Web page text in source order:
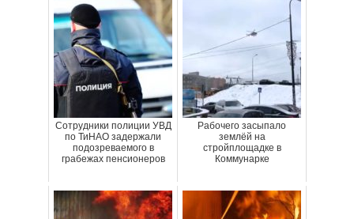
Сотрудники полиции УВД
по ТиНАО задержали
подозреваемого в
грабежах пенсионеров
Рабочего засыпало
землёй на
стройплощадке в
Коммунарке